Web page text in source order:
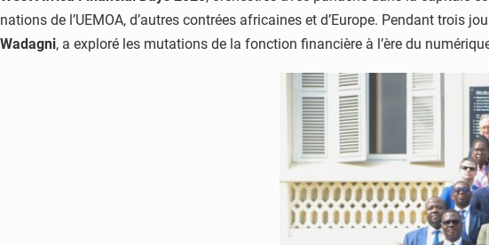
nations de l’UEMOA, d’autres contrées africaines et d’Europe. Pendant trois
Wadagni, a exploré les mutations de la fonction financière à l’ère du